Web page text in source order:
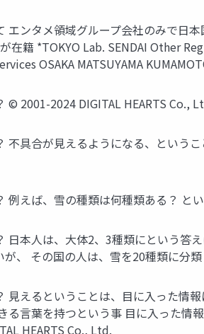
エンタメ領域グループ会社のみで日
在籍 *TOKYO Lab. SENDAI Other
OSAKA MATSUYAMA
© 2001-2024 DIGITAL HEARTS Co.,
不具合が見えるようになる、という
例えば、雪の種類は何種類ある？ と
日本人は、大体2、3種類にという答
、 その国の人は、雪を20種類に分
見えるということは、目に入った情
る言葉を持つという事 目に入った情
HEARTS Co., Ltd.